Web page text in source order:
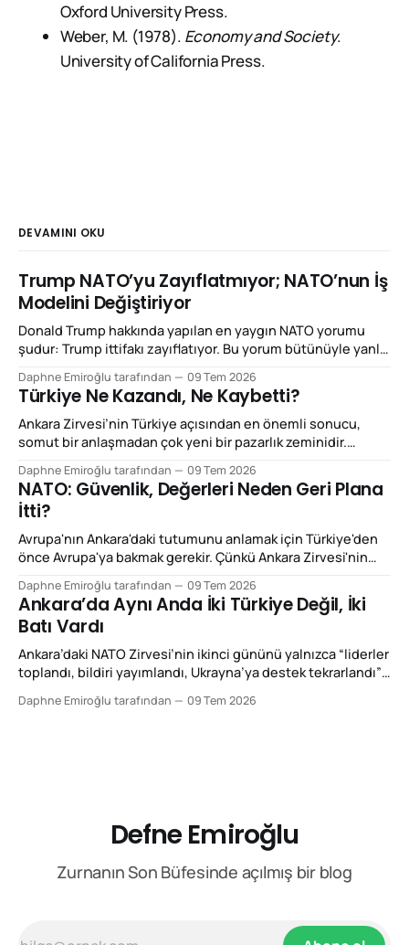
Oxford University Press.
Weber, M. (1978). Economy and Society.
University of California Press.
DEVAMINI OKU
Trump NATO’yu Zayıflatmıyor; NATO’nun İş
Modelini Değiştiriyor
Donald Trump hakkında yapılan en yaygın NATO yorumu
şudur: Trump ittifakı zayıflatıyor. Bu yorum bütünüyle yanlış
Çünkü Trump'ın yaptığı şey NATO'yu dağıtmaktan çok,
NATO'nun çalışma mantığını yeniden fiyatlandırmak.
Beğenilsin ya da beğenilmesin, bu
Daphne Emiroğlu tarafından 09 Tem 2026
Türkiye Ne Kazandı, Ne Kaybetti?
Ankara Zirvesi’nin Türkiye açısından en önemli sonucu,
somut bir anlaşmadan çok yeni bir pazarlık zeminidir.
kenarında duran ya da yalnızca coğrafi konumuyla önem
kazanan ülke görüntüsünden uzaklaşmaya çalıştı.
Ankara’nın vermek istediği mesaj daha netti: Eğer Avrupa
gerçekten daha fazla savunma
Daphne Emiroğlu tarafından 09 Tem 2026
NATO: Güvenlik, Değerleri Neden Geri Plana
İtti?
Avrupa'nın Ankara'daki tutumunu anlamak için Türkiye'den
önce Avrupa'ya bakmak gerekir. Çünkü Ankara Zirvesi'nin
değişiminden çok Avrupa'nın değişimini anlatıyordu. Yirmi
yıl önce böyle bir zirve düzenlenseydi, Avrupa'nın ilk
gündemi büyük
Daphne Emiroğlu tarafından 09 Tem 2026
Ankara’da Aynı Anda İki Türkiye Değil, İki
Batı Vardı
Ankara’daki NATO Zirvesi’nin ikinci gününü yalnızca “liderler
toplandı, bildiri yayımlandı, Ukrayna’ya destek tekrarlandı”
Çünkü 8 Temmuz 2026’da Ankara’da ilginç bir şey oldu: Aynı
Daphne Emiroğlu tarafından 09 Tem 2026
Defne Emiroğlu
Zurnanın Son Büfesinde açılmış bir blog